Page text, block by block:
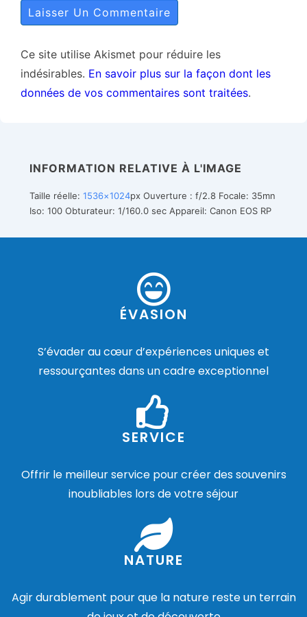
Ce site utilise Akismet pour réduire les
indésirables. En savoir plus sur la façon dont les
données de vos commentaires sont traitées.
INFORMATION RELATIVE À L'IMAGE
Taille réelle: 1536×1024px Ouverture : f/2.8 Focale: 35mn
Iso: 100 Obturateur: 1/160.0 sec Appareil: Canon EOS RP
ÉVASION
S’évader au cœur d’expériences uniques et
ressourçantes dans un cadre exceptionnel
SERVICE
Offrir le meilleur service pour créer des souvenirs
inoubliables lors de votre séjour
NATURE
Agir durablement pour que la nature reste un terrain